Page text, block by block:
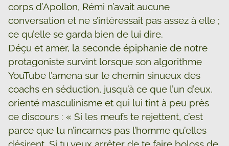
corps d’Apollon, Rémi n’avait aucune
conversation et ne s’intéressait pas assez à elle ;
ce qu’elle se garda bien de lui dire.
Déçu et amer, la seconde épiphanie de notre
protagoniste survint lorsque son algorithme
YouTube l’amena sur le chemin sinueux des
coachs en séduction, jusqu’à ce que l’un d’eux,
orienté masculinisme et qui lui tint à peu près
ce discours : « Si les meufs te rejettent, c’est
parce que tu n’incarnes pas l’homme qu’elles
désirent. Si tu veux arrêter de te faire boloss de